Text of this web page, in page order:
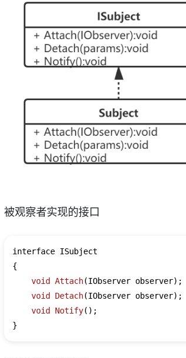
被观察者实现的接口
interface ISubject
{
void
Attach(IObserver observer) ;
void
Detach(IObserver observer) ;
void
Notify() ;